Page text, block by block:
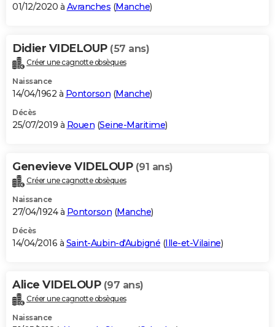
01/12/2020 à Avranches (Manche)
Didier VIDELOUP (57 ans)
Créer une cagnotte obsèques
Naissance
14/04/1962 à Pontorson (Manche)
Décès
25/07/2019 à Rouen (Seine-Maritime)
Genevieve VIDELOUP (91 ans)
Créer une cagnotte obsèques
Naissance
27/04/1924 à Pontorson (Manche)
Décès
14/04/2016 à Saint-Aubin-d'Aubigné (Ille-et-Vilaine)
Alice VIDELOUP (97 ans)
Créer une cagnotte obsèques
Naissance